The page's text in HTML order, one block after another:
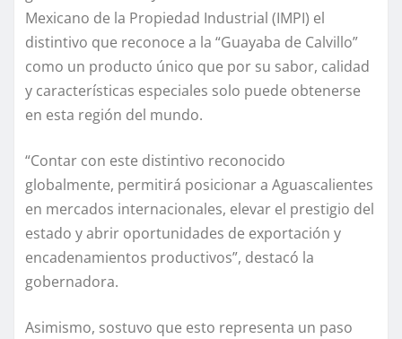
Mexicano de la Propiedad Industrial (IMPI) el
distintivo que reconoce a la “Guayaba de Calvillo”
como un producto único que por su sabor, calidad
y características especiales solo puede obtenerse
en esta región del mundo.
“Contar con este distintivo reconocido
globalmente, permitirá posicionar a Aguascalientes
en mercados internacionales, elevar el prestigio del
estado y abrir oportunidades de exportación y
encadenamientos productivos”, destacó la
gobernadora.
Asimismo, sostuvo que esto representa un paso